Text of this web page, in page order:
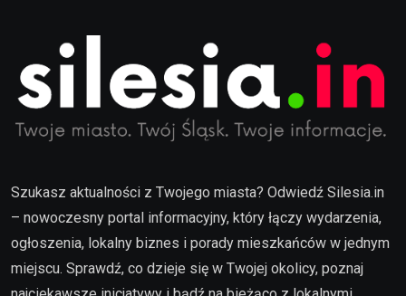
Szukasz aktualności z Twojego miasta? Odwiedź Silesia.in
– nowoczesny portal informacyjny, który łączy wydarzenia,
ogłoszenia, lokalny biznes i porady mieszkańców w jednym
miejscu. Sprawdź, co dzieje się w Twojej okolicy, poznaj